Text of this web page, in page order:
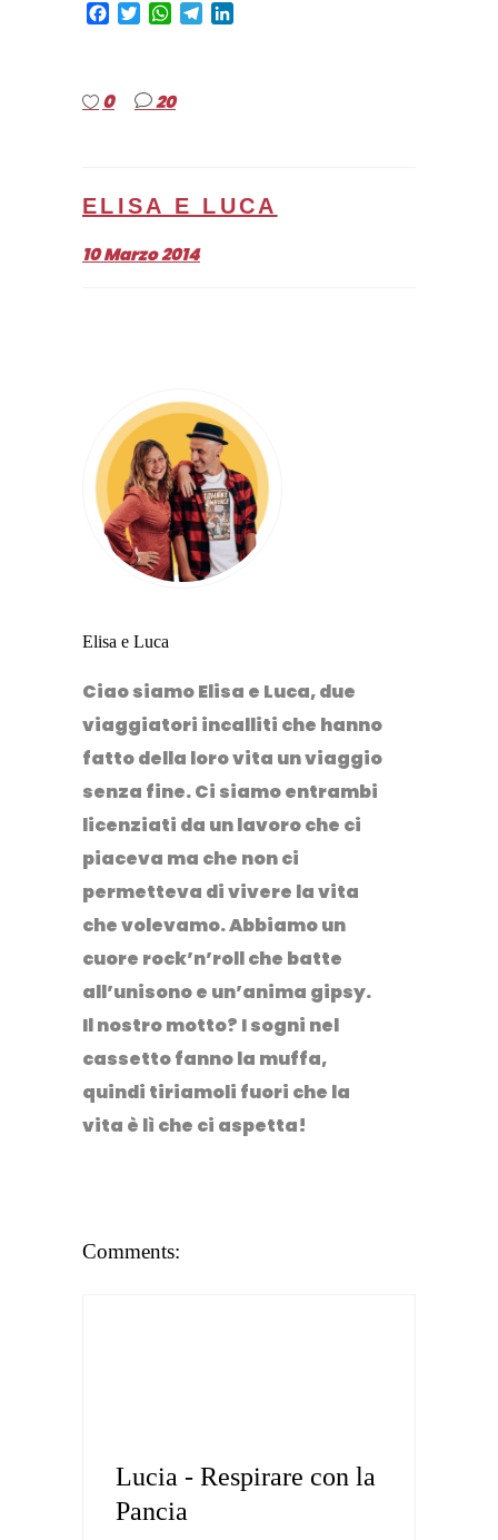
Facebook
TwitterWhatsApp
Telegram
0 20
ELISA E LUCA
10 Marzo 2014
Elisa e Luca
Ciao siamo Elisa e Luca, due
viaggiatori incalliti che hanno
fatto della loro vita un viaggio
senza fine. Ci siamo entrambi
licenziati da un lavoro che ci
piaceva ma che non ci
permetteva di vivere la vita
che volevamo. Abbiamo un
cuore rock’n’roll che batte
all’unisono e un’anima gipsy.
Il nostro motto? I sogni nel
cassetto fanno la muffa,
quindi tiriamoli fuori che la
vita è lì che ci aspetta!
Comments:
Lucia - Respirare con la
Pancia